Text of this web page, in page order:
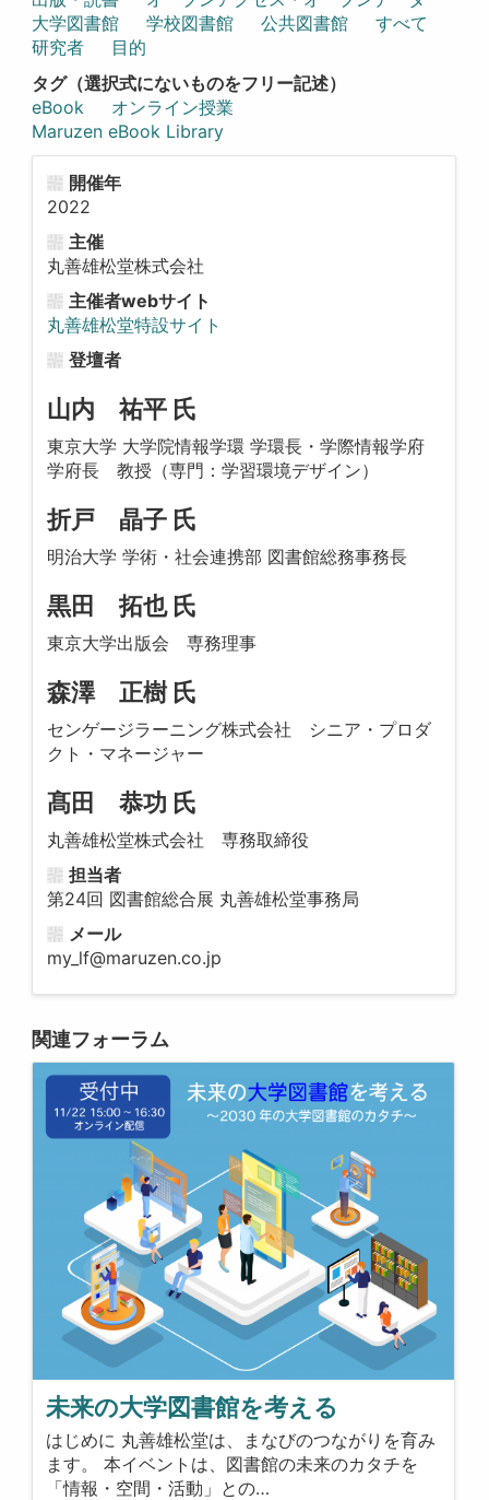
大学図書館
学校図書館 公共図書館
すべて
研究者
目的
タグ（選択式にないものをフリー記述）
eBook
オンライン授業
Maruzen eBook Library
開催年
2022
主催
丸善雄松堂株式会社
主催者webサイト
丸善雄松堂特設サイト
登壇者
山内 祐平 氏
東京大学 大学院情報学環 学環長・学際情報学府
学府長 教授（専門：学習環境デザイン）
折戸 晶子 氏
明治大学 学術・社会連携部 図書館総務事務長
黒田 拓也 氏
東京大学出版会 専務理事
森澤 正樹 氏
センゲージラーニング株式会社 シニア・プロダ
クト・マネージャー
髙田 恭功 氏
丸善雄松堂株式会社 専務取締役
担当者
第24回 図書館総合展 丸善雄松堂事務局
メール
my_lf@maruzen.co.jp
関連フォーラム
未来の大学図書館を考える
はじめに 丸善雄松堂は、まなびのつながりを育み
ます。 本イベントは、図書館の未来のカタチを
「情報・空間・活動」との…